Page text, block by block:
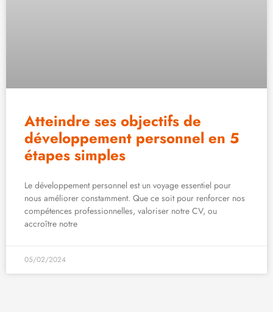
Atteindre ses objectifs de
développement personnel en 5
étapes simples
Le développement personnel est un voyage essentiel pour
nous améliorer constamment. Que ce soit pour renforcer nos
compétences professionnelles, valoriser notre CV, ou
accroître notre
05/02/2024